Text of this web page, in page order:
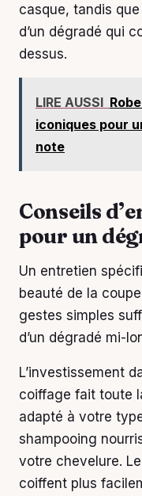
casque, tandis
d’un dégradé qui
dessus.
LIRE AUSSI
iconiques pour
note
Conseils
pour un
Un entretien
beauté de la
gestes simples
d’un dégradé mi-
L’investissement
coiffage fait toute
adapté à votre
shampooing
votre chevelure.
coiffent plus